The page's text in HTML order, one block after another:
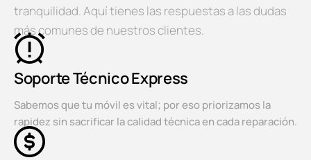
tranquilidad. Aquí tienes las respuestas a las dudas
más comunes de nuestros clientes.
Soporte Técnico Express
Sabemos que tu móvil es vital; por eso priorizamos la
rapidez sin sacrificar la calidad técnica en cada reparación.